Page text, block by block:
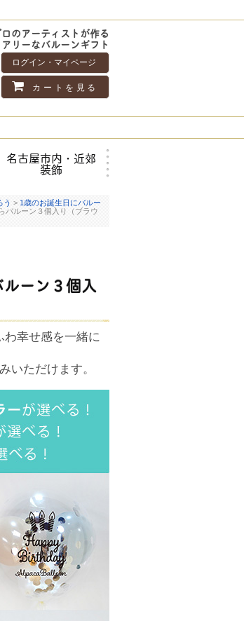
ロのアーティストが作る
リーなバルーンギフト
ログイン・マイページ
カートを見る
名古屋市内・近郊
装飾
う > 1歳のお誕生日にバルー
バルーン３個入り（ブラウ
ーン３個入
幸せ感を一緒に
いただけます。